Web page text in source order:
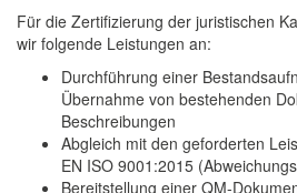
Für die Zertifizierung der juristischen
wir folgende Leistungen an:
Durchführung einer
Übernahme von bestehenden
Beschreibungen
Abgleich mit den geforderten
EN ISO 9001:2015
Bereitstellung einer QM-